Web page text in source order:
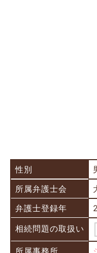
性別
所属弁護士会
弁護士登録年
相続問題の取扱い